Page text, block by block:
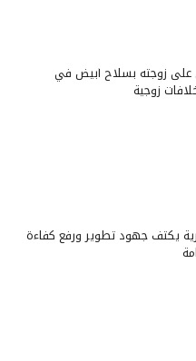
زوجته بسلاح أبيض في
زوجية
يكثف جهود تطوير ورفع كفاءة